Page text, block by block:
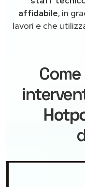
affidabile, in
lavori e che